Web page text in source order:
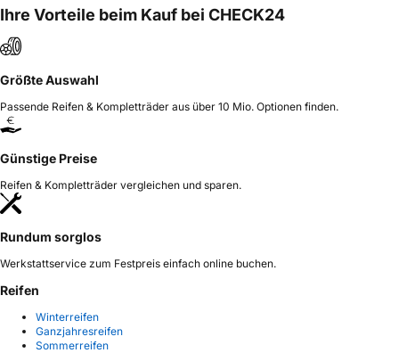
Ihre Vorteile beim Kauf bei CHECK24
Größte Auswahl
Passende Reifen & Kompletträder aus über 10 Mio. Optionen finden.
Günstige Preise
Reifen & Kompletträder vergleichen und sparen.
Rundum sorglos
Werkstattservice zum Festpreis einfach online buchen.
Reifen
Winterreifen
Ganzjahresreifen
Sommerreifen